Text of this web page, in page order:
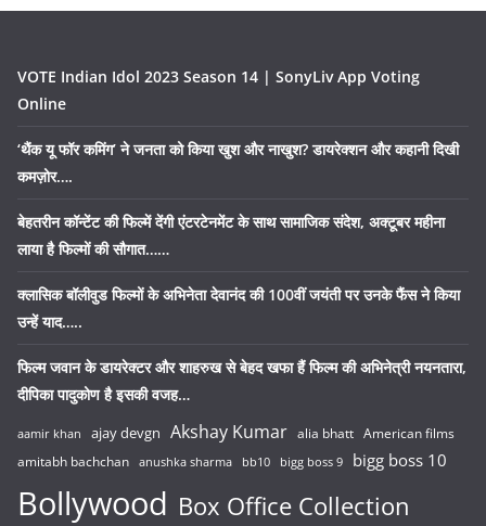
VOTE Indian Idol 2023 Season 14 | SonyLiv App Voting
Online
‘थैंक यू फॉर कमिंग’ ने जनता को किया खुश और नाखुश? डायरेक्शन और कहानी दिखी
कमज़ोर….
बेहतरीन कॉन्टेंट की फिल्में देंगी एंटरटेनमेंट के साथ सामाजिक संदेश, अक्टूबर महीना
लाया है फिल्मों की सौगात……
क्लासिक बॉलीवुड फिल्मों के अभिनेता देवानंद की 100वीं जयंती पर उनके फैंस ने किया
उन्हें याद…..
फिल्म जवान के डायरेक्टर और शाहरुख से बेहद खफा हैं फिल्म की अभिनेत्री नयनतारा,
दीपिका पादुकोण है इसकी वजह…
aamir khan ajay devgn Akshay Kumar alia bhatt American films
amitabh bachchan anushka sharma bb10 bigg boss 9 bigg boss 10
Bollywood Box Office Collection